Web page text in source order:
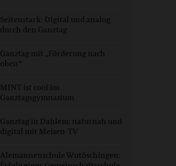
Seitenstark: Digital und analog
durch den Ganztag
Ganztag mit „Förderung nach
oben“
MINT ist cool im
Ganztagsgymnasium
Ganztag in Dahlem: naturnah und
digital mit Meisen-TV
Alemannenschule Wutöschingen: